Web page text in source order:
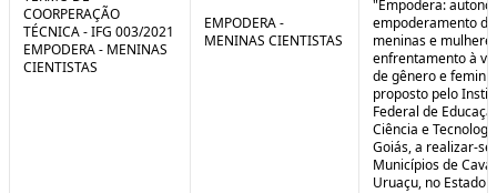
COORPERAÇÃO
TÉCNICA - IFG 003/2021
EMPODERA - MENINAS
CIENTISTAS
EMPODERA -
MENINAS CIENTISTAS
"Empodera:
empoderamento de
meninas e
enfrentamento à
de gênero e
proposto pelo
Federal de
Ciência e
Goiás, a realizar-se
Municípios de
Uruaçu, no Estado